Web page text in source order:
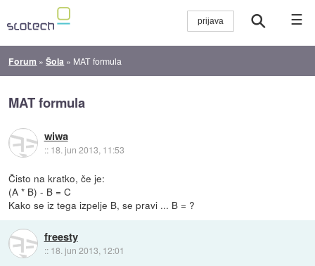
☰
Forum »Šola » MAT formula
MAT formula
wiwa
:: 18. jun 2013, 11:53
Čisto na kratko, če je:
(A * B) - B = C
Kako se iz tega izpelje B, se pravi ... B = ?
freesty
:: 18. jun 2013, 12:01